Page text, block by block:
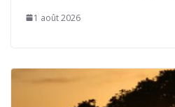
1 août 2026